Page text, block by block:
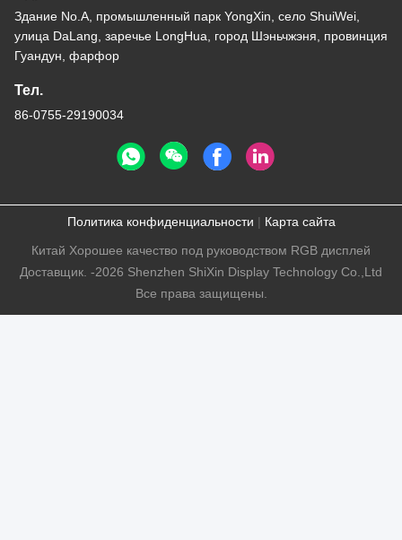
Здание No.A, промышленный парк YongXin, село ShuiWei,
улица DaLang, заречье LongHua, город Шэньчжэня, провинция
Гуандун, фарфор
Тел.
86-0755-29190034
Политика конфиденциальности | Карта сайта
Китай Хорошее качество под руководством RGB дисплей
Доставщик. -2026 Shenzhen ShiXin Display Technology Co.,Ltd
Все права защищены.